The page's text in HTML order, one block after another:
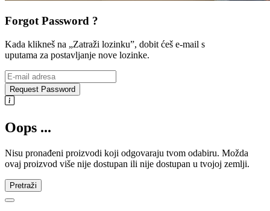
Forgot Password ?
Kada klikneš na „Zatraži lozinku”, dobit ćeš e-mail s
uputama za postavljanje nove lozinke.
Request Password
Oops ...
Nisu pronađeni proizvodi koji odgovaraju tvom odabiru. Možda
ovaj proizvod više nije dostupan ili nije dostupan u tvojoj zemlji.
Pretraži